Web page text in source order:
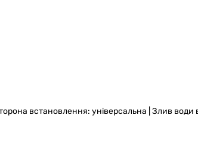
встановлення: універсальна | Злив води